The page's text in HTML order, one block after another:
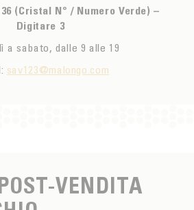
36 (Cristal N° / Numero Verde) –
Digitare 3
a sabato, dalle 9 alle 19
sav123@malongo.com
VENDITA